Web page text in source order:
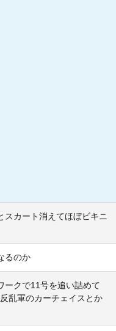
スカート消えてほぼビキニ
るのか
ークで11号を追い詰めて
乱軍のカーチェイスとか